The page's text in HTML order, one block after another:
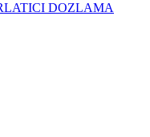
DOZLAMA